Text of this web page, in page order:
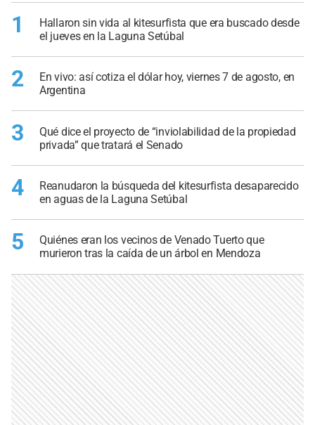
1
Hallaron sin vida al kitesurfista que era buscado desde
el jueves en la Laguna Setúbal
2
En vivo: así cotiza el dólar hoy, viernes 7 de agosto, en
Argentina
3
Qué dice el proyecto de “inviolabilidad de la propiedad
privada” que tratará el Senado
4
Reanudaron la búsqueda del kitesurfista desaparecido
en aguas de la Laguna Setúbal
5
Quiénes eran los vecinos de Venado Tuerto que
murieron tras la caída de un árbol en Mendoza